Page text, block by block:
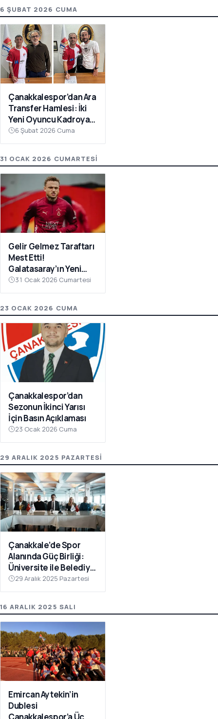
6 ŞUBAT 2026 CUMA
Çanakkalespor’dan Ara
Transfer Hamlesi: İki
Yeni Oyuncu Kadroya
Katıldı
6 Şubat 2026 Cuma
31 OCAK 2026 CUMARTESI
Gelir Gelmez Taraftarı
Mest Etti!
Galatasaray’ın Yeni
Transferi Noa Lang’dan
Olay Çağrı
31 Ocak 2026 Cumartesi
23 OCAK 2026 CUMA
Çanakkalespor’dan
Sezonun İkinci Yarısı
İçin Basın Açıklaması
23 Ocak 2026 Cuma
29 ARALIK 2025 PAZARTESI
Çanakkale’de Spor
Alanında Güç Birliği:
Üniversite ile Belediye
Kulüpleri İş Birliği Yaptı
29 Aralık 2025 Pazartesi
16 ARALIK 2025 SALI
Emircan Aytekin’in
Dublesi
Çanakkalespor’a Üç